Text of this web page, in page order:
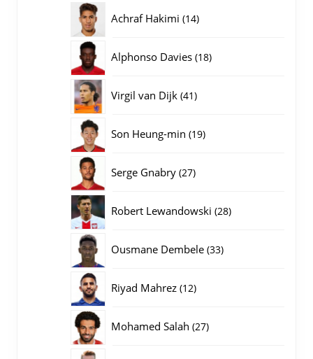
Achraf Hakimi 1414
Alphonso Davies 1818
Virgil van Dijk 4141
Son Heung-min 1919
Serge Gnabry 2727
Robert Lewandowski 2828
Ousmane Dembele 3333
Riyad Mahrez 1212
Mohamed Salah 2727